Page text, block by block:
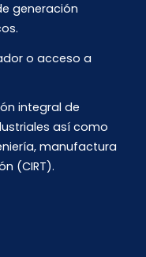
generación
o acceso a
integral de
así como
manufactura
(CIRT).